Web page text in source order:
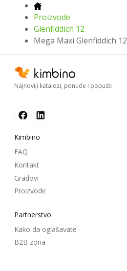
Proizvode
Glenfiddich 12
Mega Maxi Glenfiddich 12
Najnoviji katalozi, ponude i popusti
Kimbino
FAQ
Kontakt
Gradovi
Proizvode
Partnerstvo
Kako da oglašavate
B2B zona